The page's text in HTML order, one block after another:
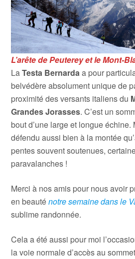
L’arête de Peuterey et le Mont-
LaTesta Bernardaa pour
belvédère absolument unique de
proximité des versants italiens du
Grandes Jorasses. C’est un
bout d’une large et longue
défendu aussi bien à la montée
pentes souvent soutenues,
paravalanches !
Merci à nos amis pour nous avoir
en beauténotre semaine dans le
sublime randonnée.
Cela a été aussi pour moi
la voie normale d’accès au